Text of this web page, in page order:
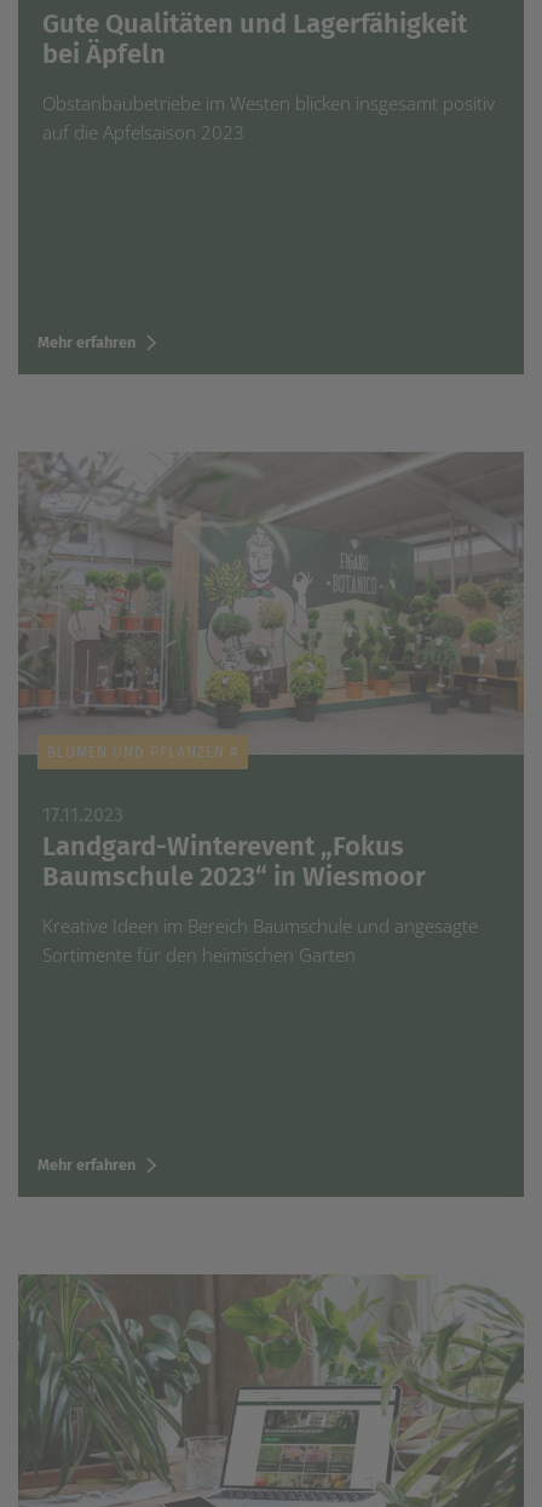
Gute Qualitäten und Lagerfähigkeit
bei Äpfeln
Obstanbaubetriebe im Westen blicken insgesamt positiv
auf die Apfelsaison 2023
Mehr erfahren
BLUMEN UND PFLANZEN #
17.11.2023
Landgard-Winterevent „Fokus
Baumschule 2023“ in Wiesmoor
Kreative Ideen im Bereich Baumschule und angesagte
Sortimente für den heimischen Garten
Mehr erfahren